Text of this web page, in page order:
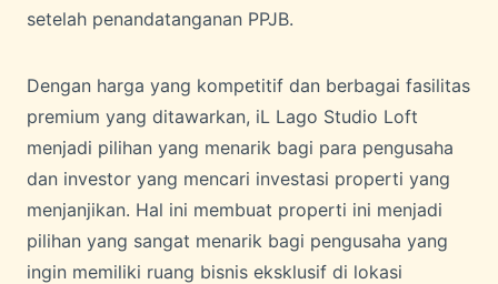
setelah penandatanganan PPJB.
Dengan harga yang kompetitif dan berbagai fasilitas
premium yang ditawarkan, iL Lago Studio Loft
menjadi pilihan yang menarik bagi para pengusaha
dan investor yang mencari investasi properti yang
menjanjikan. Hal ini membuat properti ini menjadi
pilihan yang sangat menarik bagi pengusaha yang
ingin memiliki ruang bisnis eksklusif di lokasi